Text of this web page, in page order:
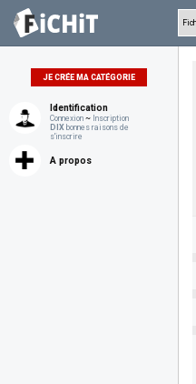
JE CRÉE MA CATÉGORIE
Identification
Connexion ~ Inscription
DIX bonnes raisons de
s'inscrire
A propos